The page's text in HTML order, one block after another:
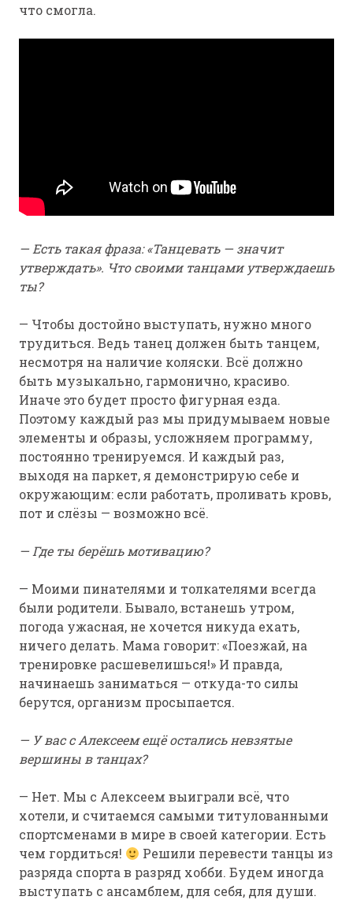
что смогла.
— Есть такая фраза: «Танцевать — значит
утверждать». Что своими танцами утверждаешь
ты?
— Чтобы достойно выступать, нужно много
трудиться. Ведь танец должен быть танцем,
несмотря на наличие коляски. Всё должно
быть музыкально, гармонично, красиво.
Иначе это будет просто фигурная езда.
Поэтому каждый раз мы придумываем новые
элементы и образы, усложняем программу,
постоянно тренируемся. И каждый раз,
выходя на паркет, я демонстрирую себе и
окружающим: если работать, проливать кровь,
пот и слёзы — возможно всё.
— Где ты берёшь мотивацию?
— Моими пинателями и толкателями всегда
были родители. Бывало, встанешь утром,
погода ужасная, не хочется никуда ехать,
ничего делать. Мама говорит: «Поезжай, на
тренировке расшевелишься!» И правда,
начинаешь заниматься — откуда-то силы
берутся, организм просыпается.
— У вас с Алексеем ещё остались невзятые
вершины в танцах?
— Нет. Мы с Алексеем выиграли всё, что
хотели, и считаемся самыми титулованными
спортсменами в мире в своей категории. Есть
чем гордиться!
Решили перевести танцы из
разряда спорта в разряд хобби. Будем иногда
выступать с ансамблем, для себя, для души.